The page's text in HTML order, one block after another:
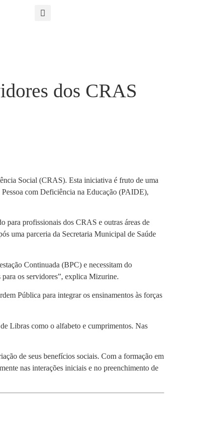
dos CRAS
Social (CRAS). Esta iniciativa é fruto de uma
com Deficiência na Educação (PAIDE),
para profissionais dos CRAS e outras áreas de
uma parceria da Secretaria Municipal de Saúde
Continuada (BPC) e necessitam do
os servidores”, explica Mizurine.
Pública para integrar os ensinamentos às forças
Libras como o alfabeto e cumprimentos. Nas
de seus benefícios sociais. Com a formação em
nas interações iniciais e no preenchimento de